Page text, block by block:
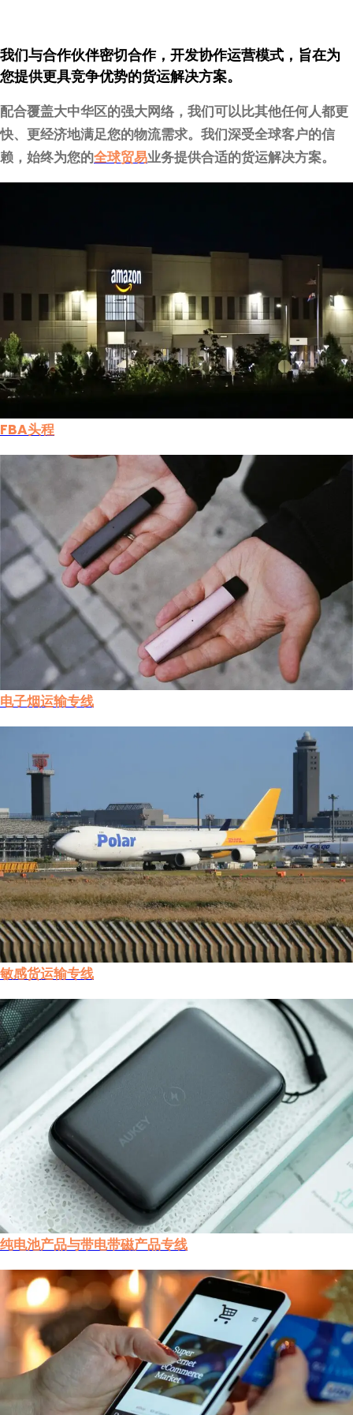
我们与合作伙伴密切合作，开发协作运营模式，旨在为
您提供更具竞争优势的货运解决方案。
配合覆盖大中华区的强大网络，我们可以比其他任何人都更
快、更经济地满足您的物流需求。我们深受全球客户的信
赖，始终为您的全球贸易业务提供合适的货运解决方案。
FBA头程
电子烟运输专线
敏感货运输专线
纯电池产品与带电带磁产品专线